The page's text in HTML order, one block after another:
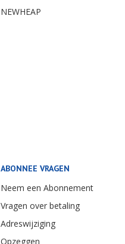
NEWHEAP
ABONNEE VRAGEN
Neem een Abonnement
Vragen over betaling
Adreswijziging
Opzeggen